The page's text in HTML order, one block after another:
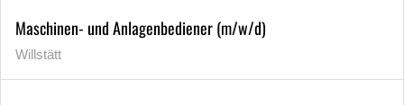
Maschinen- und Anlagenbediener (m/w/d)
Willstätt